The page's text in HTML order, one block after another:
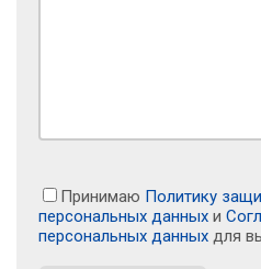
Принимаю Политику
персональных данных и
персональных данных для